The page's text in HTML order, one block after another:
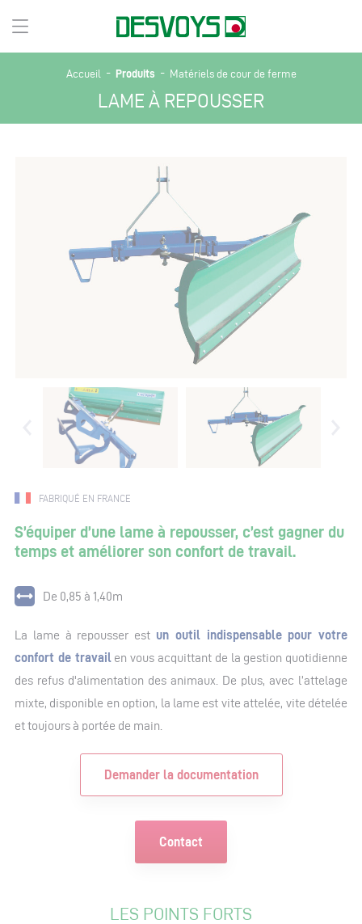
Accueil - Produits - Matériels de cour de ferme
LAME À REPOUSSER
FABRIQUÉ EN FRANCE
S’équiper d’une lame à repousser, c’est gagner du
temps et améliorer son confort de travail.
De 0,85 à 1,40m
La lame à repousser est un outil indispensable pour votre
confort de travailen vous acquittant de la gestion quotidienne
des refus d'alimentation des animaux. De plus, avec l’attelage
mixte, disponible en option, la lame est vite attelée, vite dételée
et toujours à portée de main.
Demander la documentation
Contact
LES POINTS FORTS